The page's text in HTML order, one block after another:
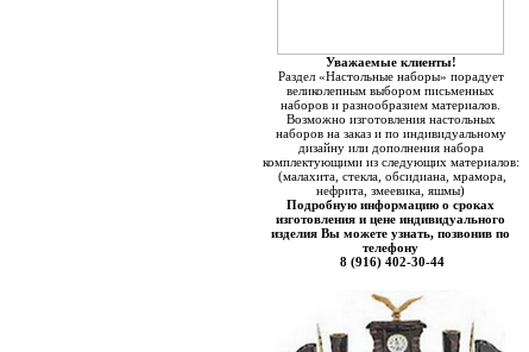
Уважаемые клиенты!
Раздел «Настольные наборы» порадует
великолепным выбором письменных
наборов и разнообразием материалов.
Возможно изготовления настольных
наборов на заказ и по индивидуальному
дизайну или дополнения набора
комплектующими из следующих материалов:
(малахита, стекла, обсидиана, мрамора,
нефрита, змеевика, яшмы)
Подробную информацию о сроках
изготовления и цене индивидуального
изделия Вы можете узнать, позвонив по
телефону
8 (916) 402-30-44